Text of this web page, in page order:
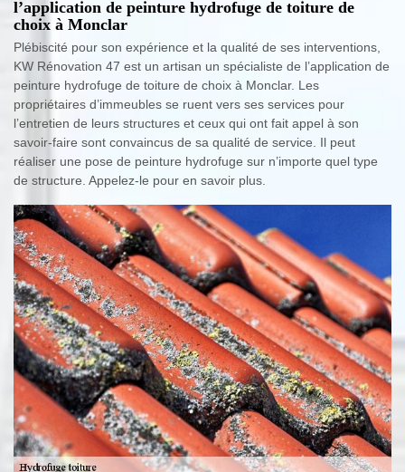
l’application de peinture hydrofuge de toiture de
choix à Monclar
Plébiscité pour son expérience et la qualité de ses interventions,
KW Rénovation 47 est un artisan un spécialiste de l’application de
peinture hydrofuge de toiture de choix à Monclar. Les
propriétaires d’immeubles se ruent vers ses services pour
l’entretien de leurs structures et ceux qui ont fait appel à son
savoir-faire sont convaincus de sa qualité de service. Il peut
réaliser une pose de peinture hydrofuge sur n’importe quel type
de structure. Appelez-le pour en savoir plus.